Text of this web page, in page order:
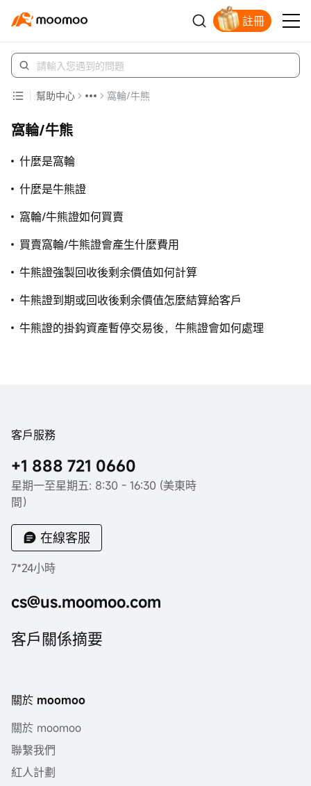
註冊
幫助中心 窩輪/牛熊
窩輪/牛熊
什麼是窩輪
什麼是牛熊證
窩輪/牛熊證如何買賣
買賣窩輪/牛熊證會產生什麼費用
牛熊證強製回收後剩余價值如何計算
牛熊證到期或回收後剩余價值怎麼結算給客戶
牛熊證的掛鈎資產暫停交易後，牛熊證會如何處理
客戶服務
+1 888 721 0660
星期一至星期五: 8:30 - 16:30 (美東時
間）
在線客服
7*24小時
cs@us.moomoo.com
客戶關係摘要
關於 moomoo
關於 moomoo
聯繫我們
紅人計劃